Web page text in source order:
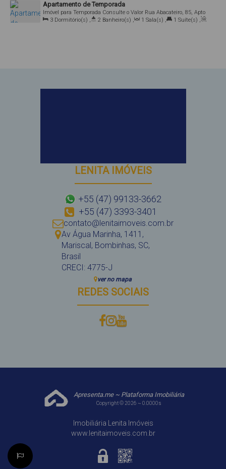
Apartamento de Temporada
Consulte o Valor
Imóvel para Temporada
Rua Abacateiro, 85, Apto
Térreo, 88215-000, Mariscal, Bombinhas, Santa Catarina, Brasil
3 Dormitório(s) , 2 Banheiro(s) , 1 Sala(s) , 1 Suíte(s) ,
LENITA IMÓVEIS
+55 (47) 99133-3662
+55 (47) 3393-3401
contato@lenitaimoveis.com.br
Av Água Marinha, 1411 ,
Mariscal , Bombinhas, SC,
Brasil
CRECI: 4775-J
ver no mapa
REDES SOCIAIS
Apresenta.me ~ Plataforma Imobiliária
Copyright © 2026 ~ 0.0000s
Imobiliária Lenita Imóveis
www.lenitaimoveis.com.br